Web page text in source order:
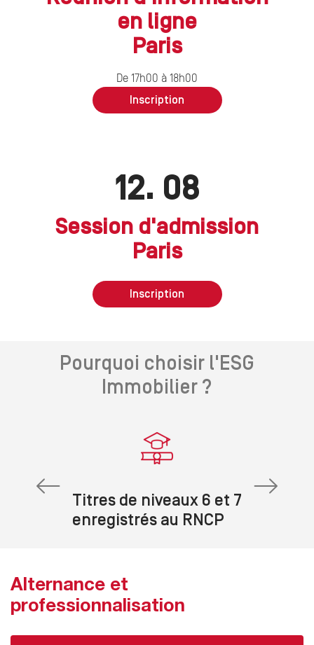
en ligne
Paris
De 17h00 à 18h00
Inscription
12 08
Session d'admission
Paris
Inscription
sur place
Lyon
De 17h00 à 19h00
Inscription
12 08
Session d'admission
Lyon
Inscription
sur place
Aix
De 09h30 à 12h30
Inscription
19 08
Session d'admission
Aix
Inscription
Pourquoi choisir l'ESG
Immobilier ?
Titres de niveaux 6 et 7
enregistrés au RNCP
Alternance et
professionnalisation